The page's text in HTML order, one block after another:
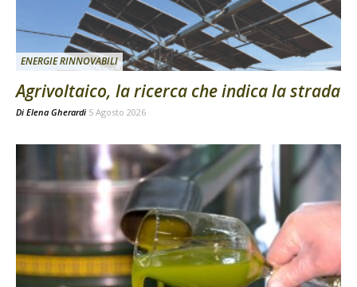
ENERGIE RINNOVABILI
Agrivoltaico, la ricerca che indica la strada
Di Elena Gherardi 5 Agosto 2026